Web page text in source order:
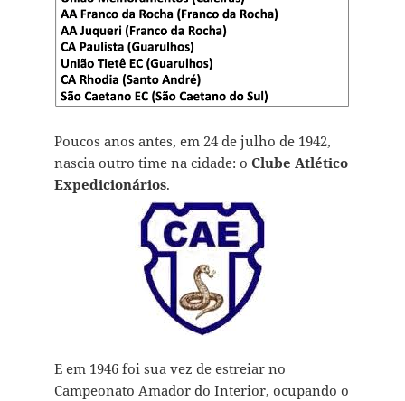
Poucos anos antes, em 24 de julho de 1942,
nascia outro time na cidade: o Clube Atlético
Expedicionários.
E em 1946 foi sua vez de estreiar no
Campeonato Amador do Interior, ocupando o